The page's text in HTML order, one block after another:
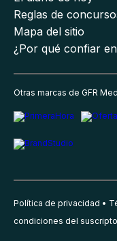
Reglas de
Mapa del sitio
¿Por qué confiar
Otras marcas de GFR
Política de privacidad
condiciones del